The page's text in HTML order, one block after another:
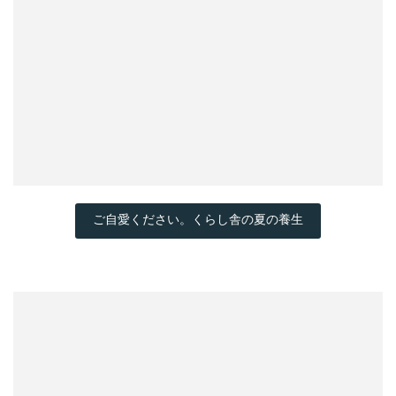
ご自愛ください。くらし舎の夏の養生